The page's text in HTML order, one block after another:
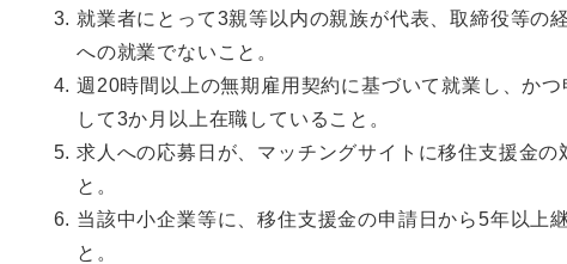
就業者にとって3親等以内の親族が代表、取締役等の
への就業でないこと。
週20時間以上の無期雇用契約に基づいて就業し、か
して3か月以上在職していること。
求人への応募日が、マッチングサイトに移住支援金の
と。
当該中小企業等に、移住支援金の申請日から5年以上
と。